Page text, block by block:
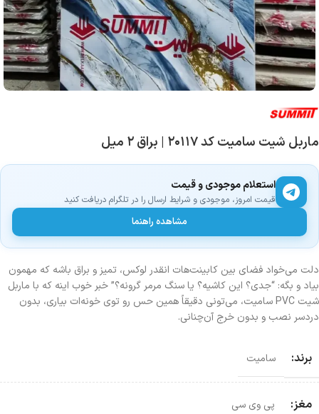
ماربل شیت سامیت کد ۲۰۱۱۷ | براق ۲ میل
استعلام موجودی و قیمت
قیمت امروز، موجودی و شرایط ارسال را در تلگرام دریافت کنید
مشاهده راهنما
دلت می‌خواد فضای بین کابینت‌هات انقدر لوکس، تمیز و براق باشه که مهمون
بیاد و بگه: “جدی؟ این کاشیه؟ یا سنگ مرمر گرونه؟” خبر خوب اینه که با ماربل
شیت PVC سامیت، می‌تونی دقیقاً همین حس رو توی خونه‌ات بیاری، بدون
دردسر نصب و بدون خرج آن‌چنانی.
برند: سامیت
مغز: پی وی سی